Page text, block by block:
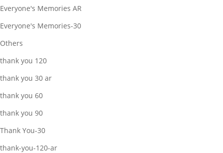
Everyone's Memories AR
Everyone's Memories-30
Others
thank you 120
thank you 30 ar
thank you 60
thank you 90
Thank You-30
thank-you-120-ar